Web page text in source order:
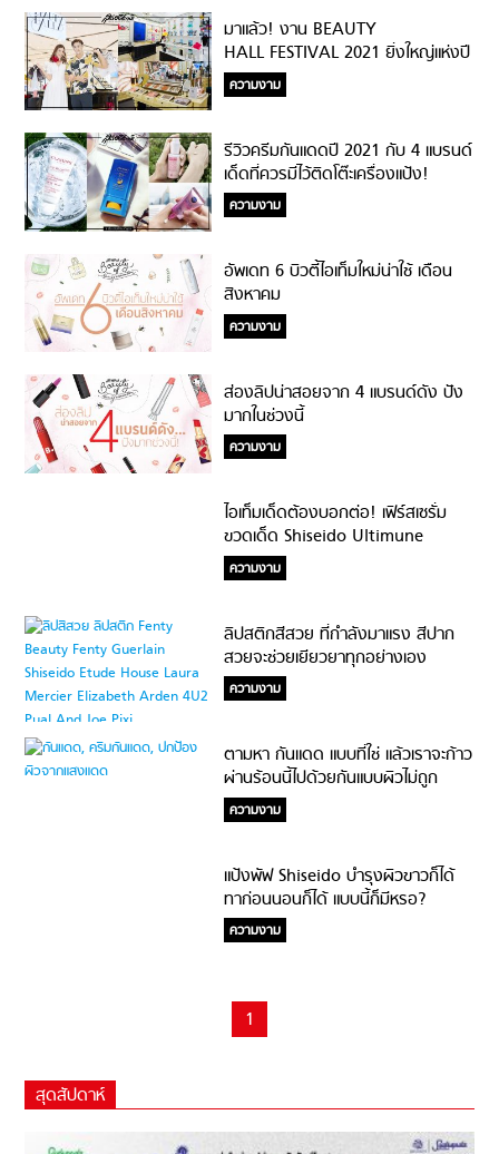
มาแล้ว! งาน BEAUTY
HALL FESTIVAL 2021 ยิ่งใหญ่แห่งปี
พร้อมอัพเดทเทรนด์ความงามต้อนรับ
ซัมเมอร์
ความงาม
รีวิวครีมกันแดดปี 2021 กับ 4 แบรนด์
เด็ดที่ควรมีไว้ติดโต๊ะเครื่องแป้ง!
ความงาม
อัพเดท 6 บิวตี้ไอเท็มใหม่น่าใช้ เดือน
สิงหาคม
ความงาม
ส่องลิปน่าสอยจาก 4 แบรนด์ดัง ปัง
มากในช่วงนี้
ความงาม
ไอเท็มเด็ดต้องบอกต่อ! เฟิร์สเซรั่ม
ขวดเด็ด Shiseido Ultimune
Power Infusing Concentrate
#กวาดมงฯทุกเวที
ความงาม
ลิปสติกสีสวย ที่กำลังมาแรง สีปาก
สวยจะช่วยเยียวยาทุกอย่างเอง
ความงาม
ตามหา กันแดด แบบที่ใช่ แล้วเราจะก้าว
ผ่านร้อนนี้ไปด้วยกันแบบผิวไม่ถูก
ทำลาย
ความงาม
แป้งพัฟ Shiseido บำรุงผิวขาวก็ได้
ทาก่อนนอนก็ได้ แบบนี้ก็มีหรอ?
ความงาม
1
สุดสัปดาห์